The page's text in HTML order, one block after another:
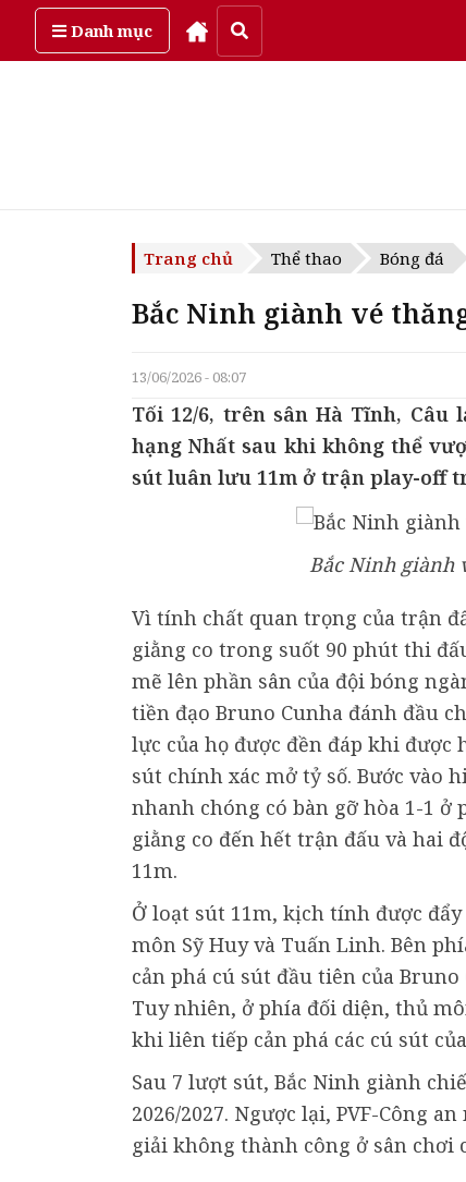
Danh mụcThứ sáu, ngày 7/08/2026
Trang chủ Thể thao Bóng đá
Bắc Ninh giành vé
13/06/2026 - 08:07
Tối 12/6, trên sân Hà Tĩnh, Câu
hạng Nhất sau khi không thể
sút luân lưu 11m ở trận play-off
Bắc Ninh giành
Vì tính chất quan trọng của trận
giằng co trong suốt 90 phút thi
mẽ lên phần sân của đội bóng
tiền đạo Bruno Cunha đánh đầu
lực của họ được đền đáp khi được
sút chính xác mở tỷ số. Bước vào
nhanh chóng có bàn gỡ hòa 1-1 ở
giằng co đến hết trận đấu và hai
11m.
Ở loạt sút 11m, kịch tính được
môn Sỹ Huy và Tuấn Linh. Bên
cản phá cú sút đầu tiên của
Tuy nhiên, ở phía đối diện, thủ
khi liên tiếp cản phá các cú sút
Sau 7 lượt sút, Bắc Ninh giành
2026/2027. Ngược lại, PVF-Công
giải không thành công ở sân chơi